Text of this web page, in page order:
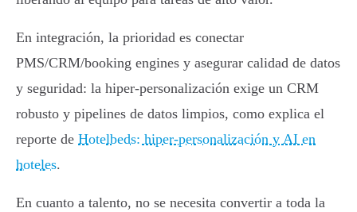
En integración, la prioridad es conectar
PMS/CRM/booking engines y asegurar calidad de datos
y seguridad: la hiper‑personalización exige un CRM
robusto y pipelines de datos limpios, como explica el
reporte de Hotelbeds: hiper-personalización y AI en
hoteles.
En cuanto a talento, no se necesita convertir a toda la